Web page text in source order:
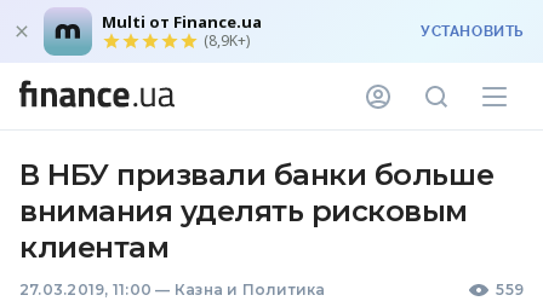
Multi от Finance.ua
(8,9K+) УСТАНОВИТЬ
В НБУ призвали банки больше
внимания уделять рисковым
клиентам
27.03.2019, 11:00 — Казна и Политика 559